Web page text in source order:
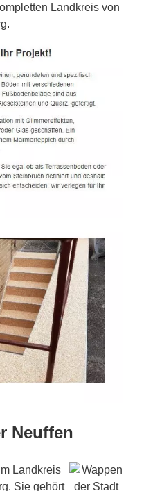
Landkreis von
Neuffen
Landkreis
Sie gehört